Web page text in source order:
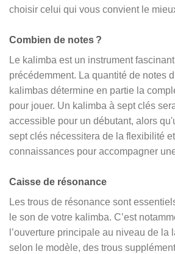
choisir celui qui vous convient le
Combien de notes ?
Le kalimba est un instrument
précédemment. La quantité de notes
kalimbas détermine en partie la
pour jouer. Un kalimba à sept clés
accessible pour un débutant, alors
sept clés nécessitera de la flexibilité
connaissances pour accompagner
Caisse de résonance
Les trous de résonance sont
le son de votre kalimba. C’est
l’ouverture principale au niveau de la
selon le modèle, des trous